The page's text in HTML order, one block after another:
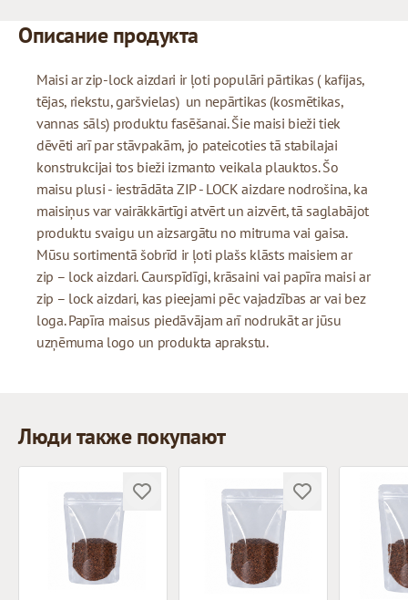
Описание продукта
Maisi ar zip-lock aizdari ir ļoti populāri pārtikas ( kafijas,
tējas, riekstu, garšvielas) un nepārtikas (kosmētikas,
vannas sāls) produktu fasēšanai. Šie maisi bieži tiek
dēvēti arī par stāvpakām, jo pateicoties tā stabilajai
konstrukcijai tos bieži izmanto veikala plauktos. Šo
maisu plusi - iestrādāta ZIP - LOCK aizdare nodrošina, ka
maisiņus var vairākkārtīgi atvērt un aizvērt, tā saglabājot
produktu svaigu un aizsargātu no mitruma vai gaisa.
Mūsu sortimentā šobrīd ir ļoti plašs klāsts maisiem ar
zip – lock aizdari. Caurspīdīgi, krāsaini vai papīra maisi ar
zip – lock aizdari, kas pieejami pēc vajadzības ar vai bez
loga. Papīra maisus piedāvājam arī nodrukāt ar jūsu
uzņēmuma logo un produkta aprakstu.
Люди также покупают